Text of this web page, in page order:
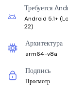
Требуется
Android 5.1+ (
22)
Архитектура
arm64-v8a
Подпись
Просмотр